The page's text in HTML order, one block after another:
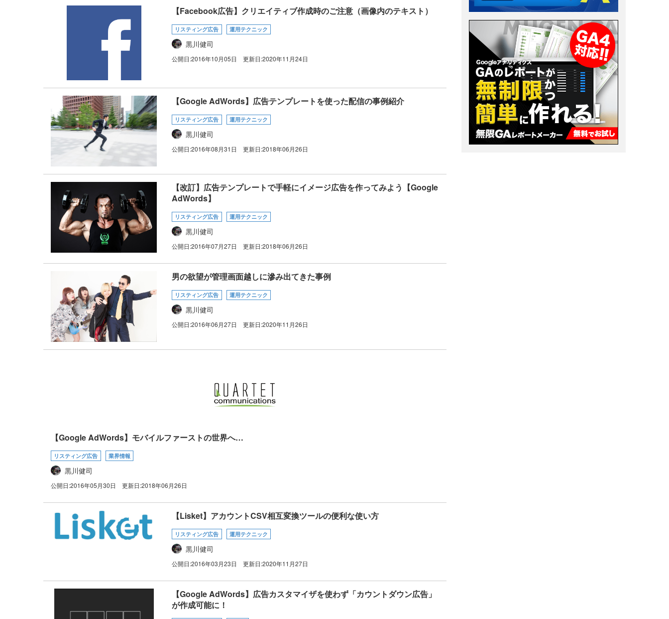
【Facebook広告】クリエイティブ作成時のご注意（画像内のテキスト）
リスティング広告 運用テクニック
黒川健司
公開日:2016年10月05日 更新日:2020年11月24日
【Google AdWords】広告テンプレートを使った配信の事例紹介
リスティング広告 運用テクニック
黒川健司
公開日:2016年08月31日 更新日:2018年06月26日
【改訂】広告テンプレートで手軽にイメージ広告を作ってみよう【Google
AdWords】
リスティング広告 運用テクニック
黒川健司
公開日:2016年07月27日 更新日:2018年06月26日
男の欲望が管理画面越しに滲み出てきた事例
リスティング広告 運用テクニック
黒川健司
公開日:2016年06月27日 更新日:2020年11月26日
【Google AdWords】モバイルファーストの世界へ…
リスティング広告 業界情報
黒川健司
公開日:2016年05月30日 更新日:2018年06月26日
【Lisket】アカウントCSV相互変換ツールの便利な使い方
リスティング広告 運用テクニック
黒川健司
公開日:2016年03月23日 更新日:2020年11月27日
【Google AdWords】広告カスタマイザを使わず「カウントダウン広告」
が作成可能に！